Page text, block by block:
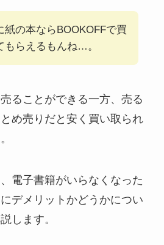
紙の本ならBOOKOFFで買
もらえるもんね…。
ることができる一方、売る
め売りだと安く買い取られ
電子書籍がいらなくなった
デメリットかどうかについ
します。